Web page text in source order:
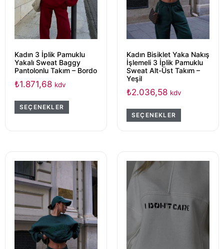
Kadın 3 İplik Pamuklu
Yakalı Sweat Baggy
Pantolonlu Takım – Bordo
₺1.871,68 kdv
SEÇENEKLER
Kadın Bisiklet Yaka Nakış
İşlemeli 3 İplik Pamuklu
Sweat Alt-Üst Takım –
Yeşil
₺2.036,58 kdv
SEÇENEKLER